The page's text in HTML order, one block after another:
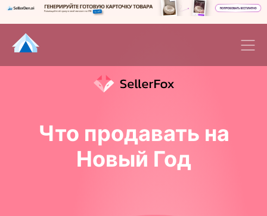
Что продавать на
Новый Год